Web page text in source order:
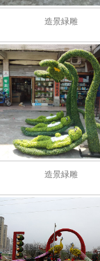
造景緑雕
造景緑雕